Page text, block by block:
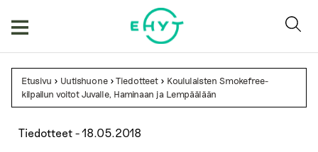
Etusivu > Uutishuone >Tiedotteet > Koululaisten Smokefree-
kilpailun voitot Juvalle, Haminaan ja Lempäälään
Tiedotteet -18.05.2018